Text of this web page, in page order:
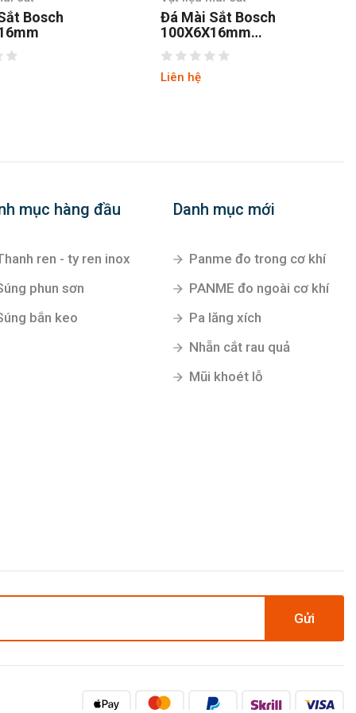
Sắt Bosch
Đá mài sắt Makita A-
84981 150 x 6 x 22mm
Liên hệ
mục hàng đầu
ren - ty ren inox
phun sơn
bắn keo
Danh mục mới
Panme đo trong cơ khí
PANME đo ngoài cơ khí
Pa lăng xích
Nhẵn cắt rau quả
Mũi khoét lỗ
Gửi